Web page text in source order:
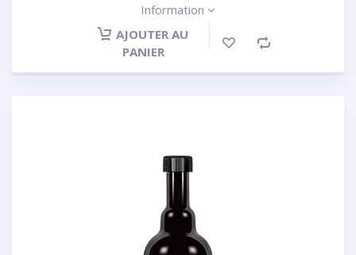
Information
AJOUTER AU
PANIER